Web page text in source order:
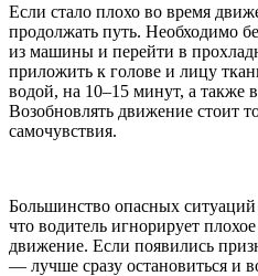
Если стало плохо во время
продолжать путь. Необходимо
из машины и перейти в
приложить к голове и лицу
водой, на 10–15 минут, а также
Возобновлять движение стоит
самочувствия.
Большинство опасных ситуаций
что водитель игнорирует
движение. Если появились
— лучше сразу остановиться и